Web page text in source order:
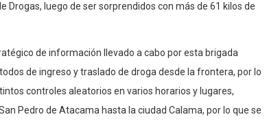
Drogas, luego de ser sorprendidos con más de 61 kilos de
de información llevado a cabo por esta brigada
de ingreso y traslado de droga desde la frontera, por lo
controles aleatorios en varios horarios y lugares,
Pedro de Atacama hasta la ciudad Calama, por lo que se